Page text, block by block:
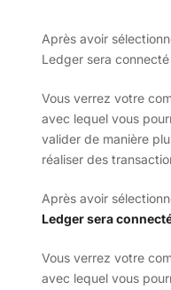
Après avoir
Ledger sera
Vous verrez votre
avec lequel vous
valider de manière
réaliser des
Après avoir
Ledger sera
Vous verrez votre
avec lequel vous